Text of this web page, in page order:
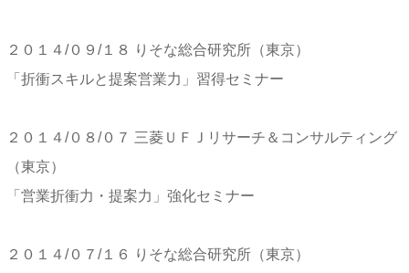
２０１４/０９/１８ りそな総合研究所（東京）
「折衝スキルと提案営業力」習得セミナー
２０１４/０８/０７ 三菱ＵＦＪリサーチ＆コンサルティング
（東京）
「営業折衝力・提案力」強化セミナー
２０１４/０７/１６ りそな総合研究所（東京）